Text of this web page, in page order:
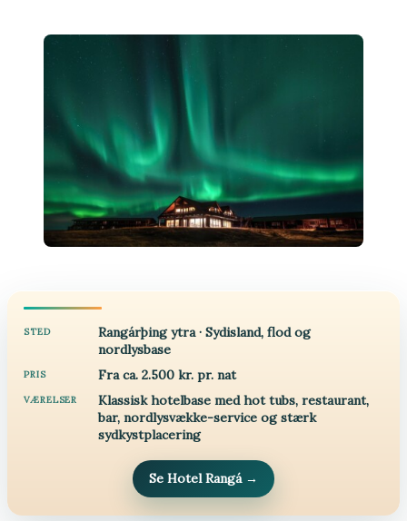
STED
Rangárþing ytra · Sydisland, flod og
nordlysbase
PRIS Fra ca. 2.500 kr. pr. nat
VÆRELSER
Klassisk hotelbase med hot tubs, restaurant,
bar, nordlysvække-service og stærk
sydkystplacering
Se Hotel Rangá →